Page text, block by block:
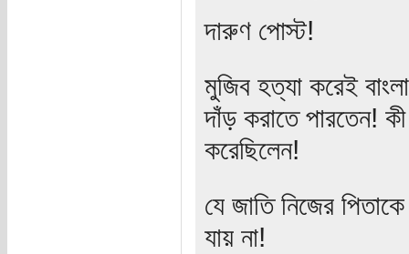
দারুণ পোস্ট!
মুজিব হত্যা করেই
দাঁড় করাতে পারতেন!
করেছিলেন!
যে জাতি নিজের
যায় না!